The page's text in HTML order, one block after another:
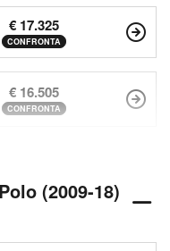
€ 17.325
CONFRONTA
€ 16.505
CONFRONTA
(2009-18)